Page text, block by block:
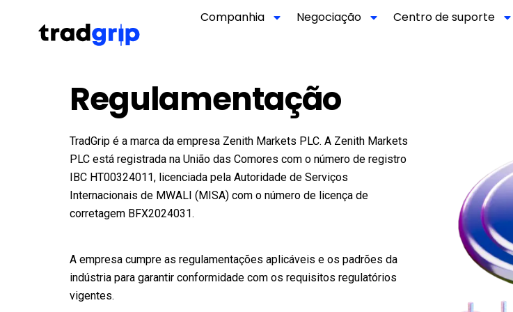
Companhia Negociação Centro de suporte
Regulamentação
TradGrip é a marca da empresa Zenith Markets PLC. A Zenith Markets
PLC está registrada na União das Comores com o número de registro
IBC HT00324011, licenciada pela Autoridade de Serviços
Internacionais de MWALI (MISA) com o número de licença de
corretagem BFX2024031.
A empresa cumpre as regulamentações aplicáveis e os padrões da
indústria para garantir conformidade com os requisitos regulatórios
vigentes.